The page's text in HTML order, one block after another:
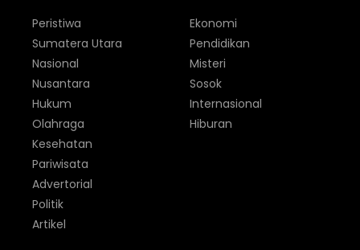
Peristiwa
Sumatera Utara
Nasional
Nusantara
Hukum
Olahraga
Ekonomi
Pendidikan
Misteri
Sosok
Internasional
Hiburan
Kesehatan
Pariwisata
Advertorial
Politik
Artikel